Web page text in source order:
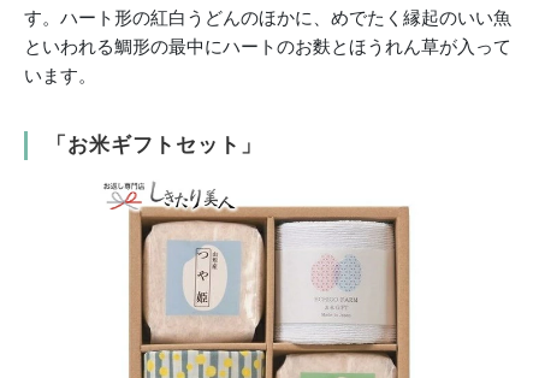
す。ハート形の紅白うどんのほかに、めでたく縁起のいい魚
といわれる鯛形の最中にハートのお麩とほうれん草が入って
います。
「お米ギフトセット」